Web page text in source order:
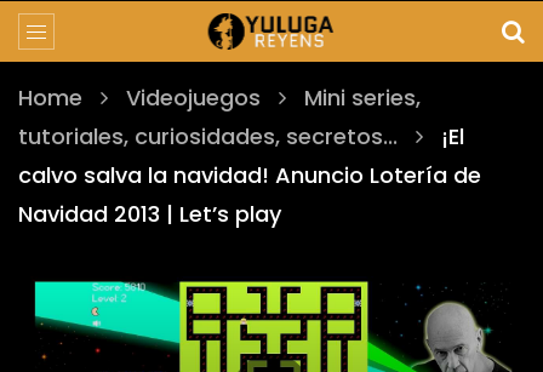
Home Videojuegos
Mini series,
tutoriales, curiosidades, secretos...
¡El
calvo salva la navidad! Anuncio Lotería de
Navidad 2013 | Let’s play